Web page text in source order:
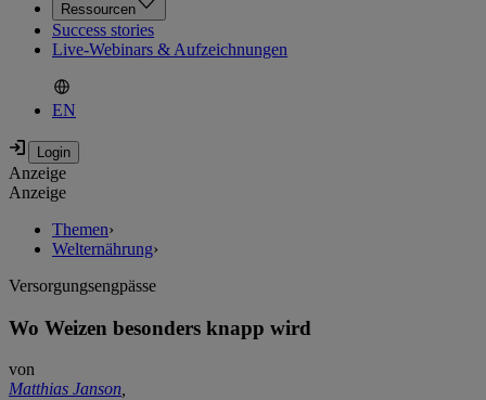
Ressourcen
Success stories
Live-Webinars & Aufzeichnungen
EN
Anzeige
Anzeige
Themen›
Welternährung›
Versorgungsengpässe
Wo Weizen besonders knapp wird
von
Matthias Janson,